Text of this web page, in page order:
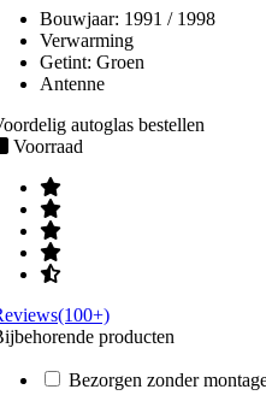
Bouwjaar: 1991 / 1998
Verwarming
Getint: Groen
Antenne
autoglas bestellen
Voorraad
producten
Bezorgen zonder